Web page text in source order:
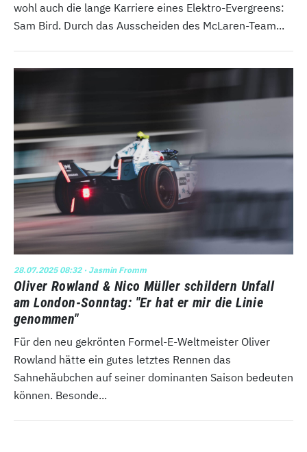
wohl auch die lange Karriere eines Elektro-Evergreens:
Sam Bird. Durch das Ausscheiden des McLaren-Team...
28.07.2025 08:32· Jasmin Fromm
Oliver Rowland & Nico Müller schildern Unfall
am London-Sonntag: "Er hat er mir die Linie
genommen"
Für den neu gekrönten Formel-E-Weltmeister Oliver
Rowland hätte ein gutes letztes Rennen das
Sahnehäubchen auf seiner dominanten Saison bedeuten
können. Besonde...